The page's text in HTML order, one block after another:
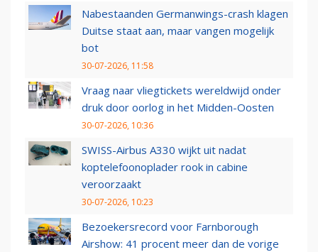
Nabestaanden Germanwings-crash klagen
Duitse staat aan, maar vangen mogelijk
bot
30-07-2026, 11:58
Vraag naar vliegtickets wereldwijd onder
druk door oorlog in het Midden-Oosten
30-07-2026, 10:36
SWISS-Airbus A330 wijkt uit nadat
koptelefoonoplader rook in cabine
veroorzaakt
30-07-2026, 10:23
Bezoekersrecord voor Farnborough
Airshow: 41 procent meer dan de vorige